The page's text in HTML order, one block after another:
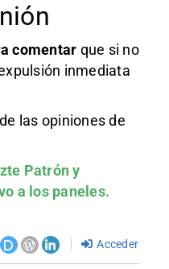
comentar que si no
inmediata
las opiniones de
Patróny
a los paneles.
Acceder